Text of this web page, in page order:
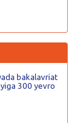
bakalavriat
300 yevro